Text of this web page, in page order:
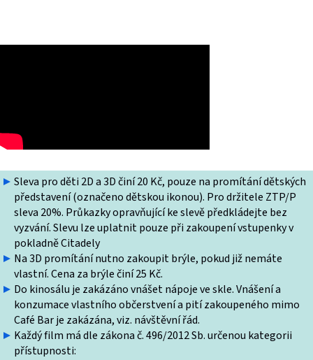
Sleva pro děti 2D a 3D činí 20 Kč, pouze na promítání dětských
představení (označeno dětskou ikonou). Pro držitele ZTP/P
sleva 20%. Průkazky opravňující ke slevě předkládejte bez
vyzvání. Slevu lze uplatnit pouze při zakoupení vstupenky v
pokladně Citadely
Na 3D promítání nutno zakoupit brýle, pokud již nemáte
vlastní. Cena za brýle činí 25 Kč.
Do kinosálu je zakázáno vnášet nápoje ve skle. Vnášení a
konzumace vlastního občerstvení a pití zakoupeného mimo
Café Bar je zakázána, viz. návštěvní řád.
Každý film má dle zákona č. 496/2012 Sb. určenou kategorii
přístupnosti: